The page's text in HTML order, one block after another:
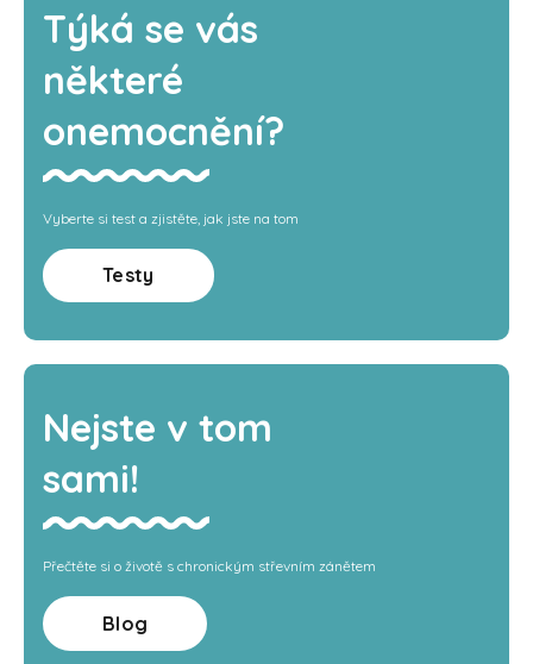
Týká se vás
některé
onemocnění?
Vyberte si test a zjistěte, jak jste na tom
Testy
Nejste v tom
sami!
Přečtěte si o životě s chronickým střevním zánětem
Blog